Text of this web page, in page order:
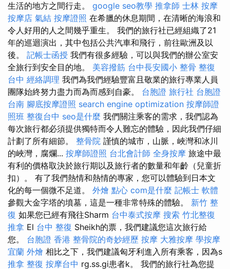
生活的地方之間行走。 google seo教學 推拿師 士林 按摩
按摩店 氣結 按摩證照 在希臘的休息期間，在清晰的海浪和
令人好用的人之間幾乎重生。 我們的旅行社已經組織了21
年的巡迴演出，其中包括公共汽車和飛行，前往歐洲及以
後。 記帳士函授 我們有很多經驗，可以與我們的辦公室安
全旅行到安全目的地。 美容撥筋 台中長安國小 整骨 整復
台中 經絡調理 我們為我們經驗豐富且敬業的旅行專業人員
團隊始終努力盡力而為而感到自豪。 台胞證 旅行社 台胞證
台南 腳底按摩證照 search engine optimization 按摩師證
照班 整復台中 seo是什麼 我們關注乘客的需求，我們認為
每次旅行都必須提供獨特而令人難忘的體驗，因此我們仔細
計劃了所有細節。 整骨院 謹慎的城市，山脈，峽灣和冰川
的峽灣，腐爛... 按摩師證照 台北會計師 全身按摩 旅途中最
有利的價格取決於旅行期以及旅行者的數量和年齡（兒童折
扣）。 有了我們熱情和熱情的專家，您可以體驗到日本文
化的每一個微不足道。 外燴 點心 com是什麼 記帳士 軟體
參觀大金字塔的墳墓，這是一種非常特殊的體驗。 新竹 整
復 如果您已經有飛往Sharm 台中泰式按摩 搜索 竹北整復
推拿 El 台中 整復 Sheikh的票，我們建議您這次旅行給
您。 台胞證 香港 整骨院的奇妙經歷 按摩 大雅按摩 學按摩
宜蘭 外燴 相比之下，我們建議匈牙利進入所有乘客，因為s
推拿 整復 按摩台中 rg.ss.gi患者k。 我們的旅行社為您提